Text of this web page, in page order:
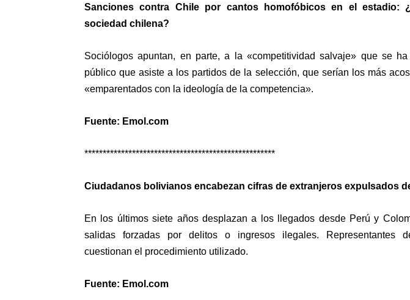
Sanciones contra Chile por cantos homofóbicos en el estadio:
sociedad chilena?
Sociólogos apuntan, en parte, a la «competitividad salvaje» que se
público que asiste a los partidos de la selección, que serían los más
«emparentados con la ideología de la competencia».
Fuente: Emol.com
****************************************************
Ciudadanos bolivianos encabezan cifras de extranjeros expulsados
En los últimos siete años desplazan a los llegados desde Perú y
salidas forzadas por delitos o ingresos ilegales. Representantes
cuestionan el procedimiento utilizado.
Fuente: Emol.com